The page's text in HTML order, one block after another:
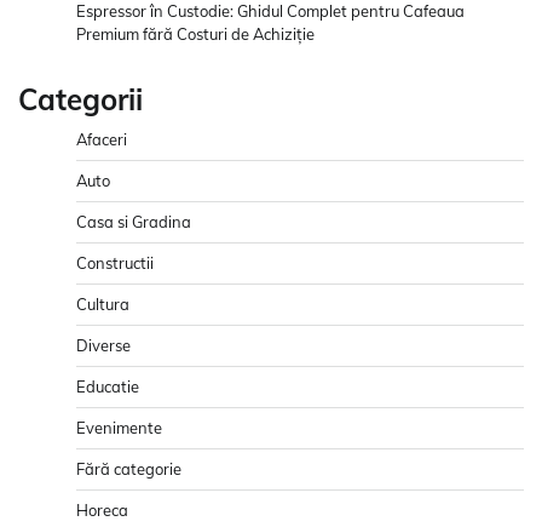
Espressor în Custodie: Ghidul Complet pentru Cafeaua
Premium fără Costuri de Achiziție
Categorii
Afaceri
Auto
Casa si Gradina
Constructii
Cultura
Diverse
Educatie
Evenimente
Fără categorie
Horeca